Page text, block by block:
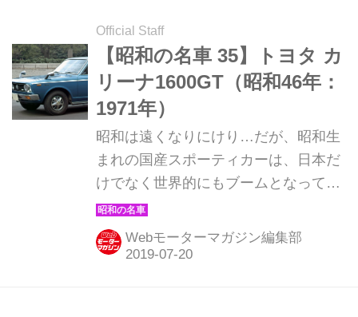
Official Staff
【昭和の名車 35】トヨタ カ
リーナ1600GT（昭和46年：
1971年）
昭和は遠くなりにけり…だが、昭和生
まれの国産スポーティカーは、日本だ
けでなく世界的にもブームとなってい
る。そんな昭和の名車たちを時系列で
紹介していこう。ここでは1971年発売
のトヨタ カリーナ1600GTを解説。
Webモーターマガジン編集部